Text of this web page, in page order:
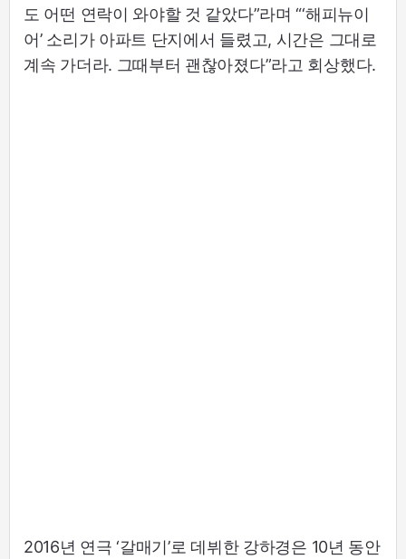
도 어떤 연락이 와야할 것 같았다”라며 “‘해피뉴이
어’ 소리가 아파트 단지에서 들렸고, 시간은 그대로
계속 가더라. 그때부터 괜찮아졌다”라고 회상했다.
2016년 연극 ‘갈매기’로 데뷔한 강하경은 10년 동안